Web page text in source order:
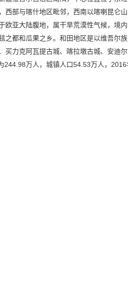
西部与喀什地区毗邻，西南以喀喇昆
欧亚大陆腹地，属干旱荒漠性气候，境
之都和瓜果之乡。和田地区是以维吾
买力克阿瓦提古城、喀拉墩古城、安
万人，城镇人口54.53万人，